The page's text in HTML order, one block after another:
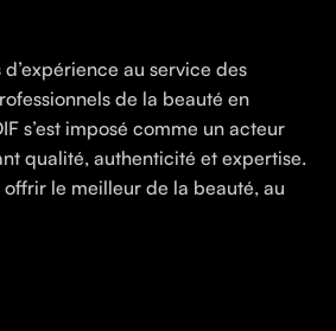
au service des
de la beauté en
s’est imposé comme un acteur
qualité, authenticité et expertise.
offrir le meilleur de la beauté, au